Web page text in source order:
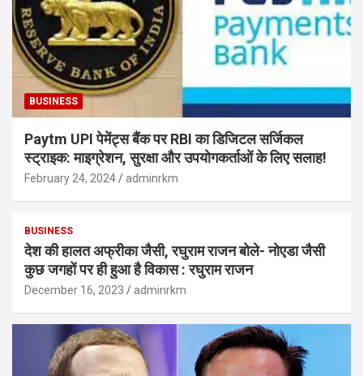
BUSINESS
Paytm UPI पेमेंट्स बैंक पर RBI का डिजिटल सर्जिकल
स्ट्राइक: माइग्रेशन, सुरक्षा और उपयोगकर्ताओं के लिए सलाह!
February 24, 2024 adminrkm
BUSINESS
देश की हालत अफ्रीका जैसी, रघुराम राजन बोले- नोएडा जैसी
कुछ जगहों पर ही हुआ है विकास : रघुराम राजन
December 16, 2023 adminrkm